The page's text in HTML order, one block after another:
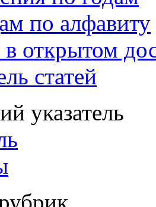
по алфавиту
в открытом
статей
указатель